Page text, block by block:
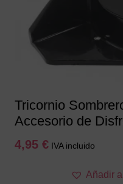
Tricornio
Accesorio de
4,95 € IVA incluido
Añadir